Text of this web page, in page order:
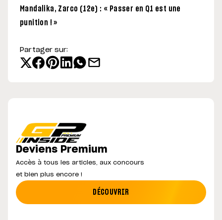
Mandalika, Zarco (12e) : « Passer en Q1 est une
punition ! »
Partager sur:
Deviens Premium
Accès à tous les articles, aux concours
et bien plus encore !
DÉCOUVRIR